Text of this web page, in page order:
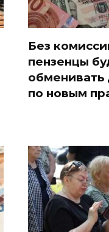
Без
пензенцы
по новым